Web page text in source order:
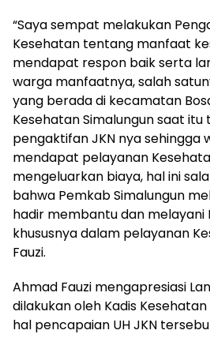
“Saya sempat melakukan
Kesehatan tentang manfaat
mendapat respon baik serta
warga manfaatnya, salah
yang berada di kecamatan
Kesehatan Simalungun saat
pengaktifan JKN nya sehingga
mendapat pelayanan
mengeluarkan biaya, hal ini
bahwa Pemkab Simalungun
hadir membantu dan melayani
khususnya dalam pelayanan
Fauzi.
Ahmad Fauzi mengapresiasi
dilakukan oleh Kadis
hal pencapaian UH JKN